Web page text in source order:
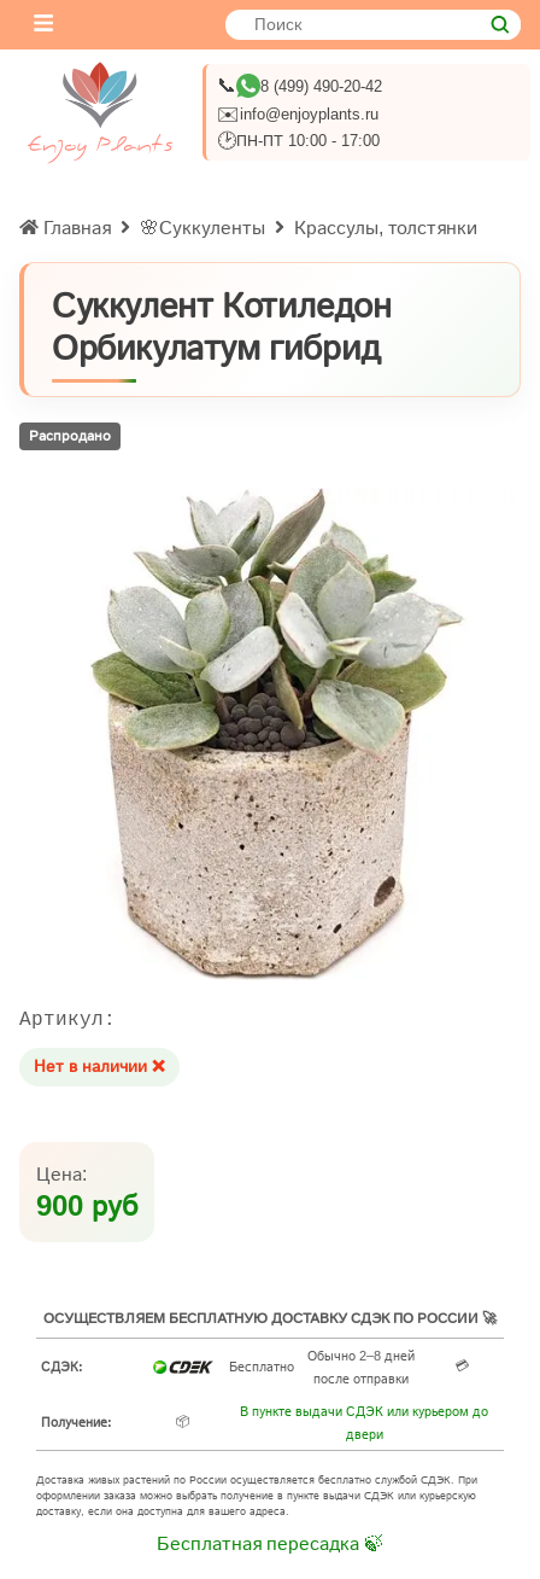
📞 8 (499) 490-20-42
✉️info@enjoyplants.ru
🕑ПН-ПТ 10:00 - 17:00
Главная 🌸Суккуленты Крассулы, толстянки
Суккулент Котиледон
Орбикулатум гибрид
Распродано
Артикул:
Нет в наличии ❌
Цена:
900 руб
ОСУЩЕСТВЛЯЕМ БЕСПЛАТНУЮ ДОСТАВКУ СДЭК ПО РОССИИ 🚀
СДЭК: Бесплатно
Обычно 2–8 дней
после отправки
💳
Получение: 📦
В пункте выдачи СДЭК или курьером до
двери
Доставка живых растений по России осуществляется бесплатно службой СДЭК. При
оформлении заказа можно выбрать получение в пункте выдачи СДЭК или курьерскую
доставку, если она доступна для вашего адреса.
Бесплатная пересадка 🍃